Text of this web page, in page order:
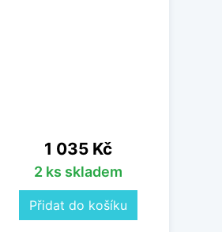
Cena
1 035 Kč
2 ks skladem
Přidat do košíku